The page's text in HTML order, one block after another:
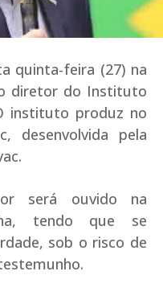
quinta-feira (27) na
diretor do Instituto
instituto produz no
desenvolvida pela
será ouvido na
tendo que se
sob o risco de